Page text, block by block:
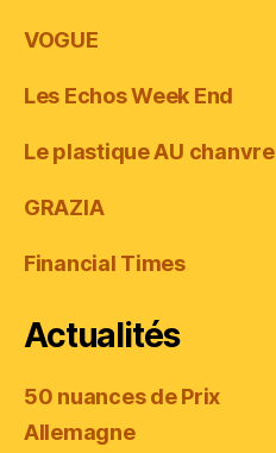
VOGUE
Les Echos Week End
Le plastique AU chanvre
GRAZIA
Financial Times
Actualités
50 nuances de Prix
Allemagne